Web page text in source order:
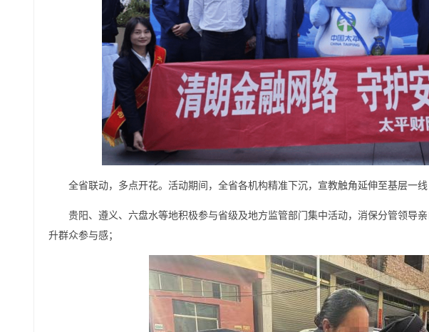
全省联动，多点开花。活动期间，全省各机构精准下沉，宣教触角延伸至基层一线
贵阳、遵义、六盘水等地积极参与省级及地方监管部门集中活动，消保分管领导
升群众参与感；